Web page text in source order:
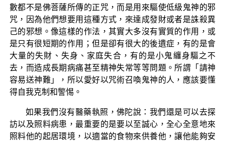
數都不是佛菩薩所傳的正咒，而是用來驅使低級鬼神的邪
咒，因為他們想要用這種方式，來達成發財或者是誅殺異
己的邪想。像這樣的作法，其實大多沒有實質的作用，或
是只有很短期的作用；但是卻有很大的後遺症，有的是會
大量的失財、失身、家庭失合，有的是小鬼纏身驅之不
去，而造成長期病痛甚至精神失常等等問題。所謂「請神
容易送神難」，所以愛好以咒術召喚鬼神的人，應該要懂
得自我克制和警惕。
如果我們沒有醫藥執照，佛陀說：我們還是可以去探
訪以及照料病患，最重要的是要以至誠心，全心全意地來
照料他的起居環境，以適當的食物來供養他，讓他能夠安